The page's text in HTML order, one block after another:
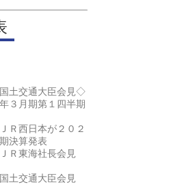
土交通大臣会見◇
３月期第１四半期
Ｒ西日本が２０２
決算発表
Ｒ東海社長会見
土交通大臣会見